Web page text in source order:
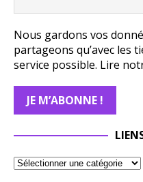
Nous gardons vos
partageons qu’avec les
service possible. Lire